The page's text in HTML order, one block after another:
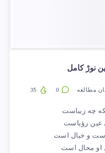
نورْ کامل
مطالعه 0
چه زیباست
عین رؤیاست
و خیال است
او محال است